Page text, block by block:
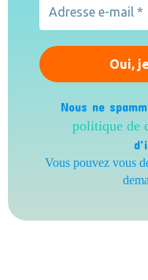
Nous ne
politique de
Vous pouvez vous